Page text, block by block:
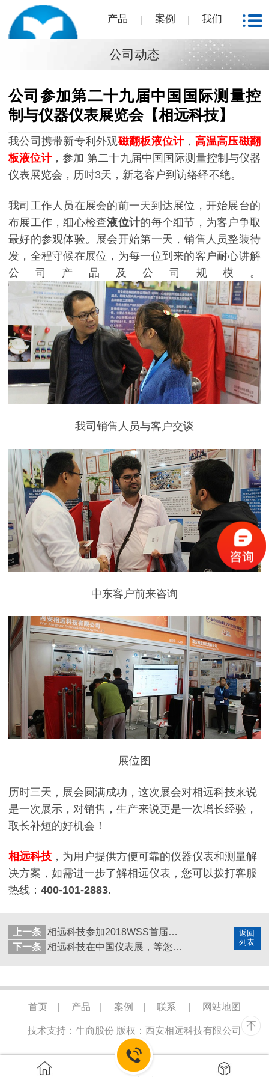
产品 案例 我们
公司动态
公司参加第二十九届中国国际测量控
制与仪器仪表展览会【相远科技】
我公司携带新专利外观磁翻板液位计， 高温高压磁翻
板液位计，参加 第二十九届中国国际测量控制与仪器
仪表展览会，历时3天，新老客户到访络绎不绝。
我司工作人员在展会的前一天到达展位，开始展台的
布展工作，细心检查液位计的每个细节，为客户争取
最好的参观体验。展会开始第一天，销售人员整装待
发，全程守候在展位，为每一位到来的客户耐心讲解
公司产品及公司规模。
我司销售人员与客户交谈
中东客户前来咨询
展位图
历时三天，展会圆满成功，这次展会对相远科技来说
是一次展示，对销售，生产来说更是一次增长经验，
取长补短的好机会！
相远科技 ，为用户提供方便可靠的仪器仪表和测量解
决方案，如需进一步了解相远仪表，您可以拨打客服
热线： 400-101-2883.
返回
列表
上一条
相远科技参加2018WSS首届世界传感器大会
下一条
相远科技在中国仪表展，等您来约哦！
首页 产品 案例 联系 网站地图
技术支持：牛商股份 版权：西安相远科技有限公司